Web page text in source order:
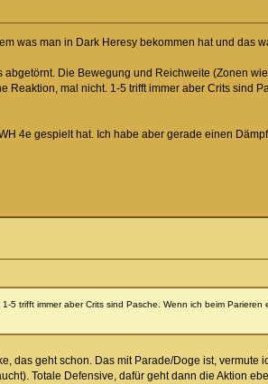
was man in Dark Heresy bekommen hat und das
Die Bewegung und Reichweite (Zonen
mal nicht. 1-5 trifft immer aber Crits sind
4e gespielt hat. Ich habe aber gerade einen
trifft immer aber Crits sind Pasche. Wenn ich beim Parieren
das geht schon. Das mit Parade/Doge ist, vermute
Totale Defensive, dafür geht dann die Aktion